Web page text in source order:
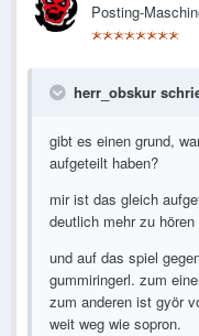
Posting-
herr_obskur
gibt es einen grund,
aufgeteilt haben?
mir ist das gleich
deutlich mehr zu
und auf das spiel
gummiringerl. zum
zum anderen ist györ
weit weg wie sopron.